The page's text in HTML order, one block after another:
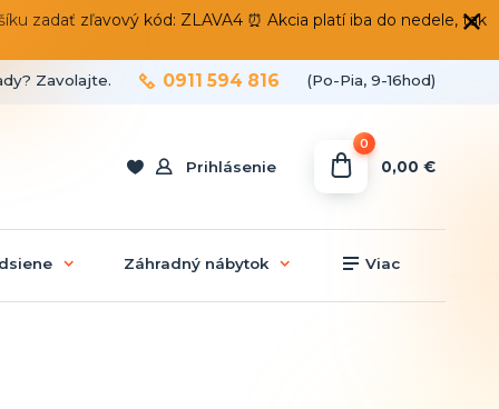
zadať zľavový kód: ZLAVA4 ⏰ Akcia platí iba do nedele, tak
Prihlásenie
Zavolajte. 0911 594 816 (Po-Pia, 9-16hod)
0
0,00 €
Záhradný nábytok Viac